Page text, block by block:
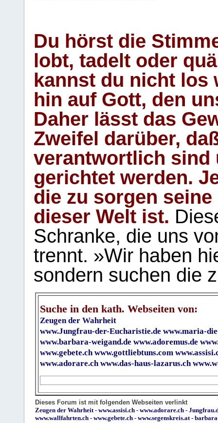
Du hörst die
lobt, tadelt oder
kannst du nicht los
hin auf Gott, den
Daher lässt das
Zweifel darüber,
verantwortlich sind
gerichtet werden.
die zu sorgen
dieser Welt ist.
Schranke, die uns
trennt. »Wir haben
sondern suchen die
Suche in den kath. Webseiten von:
Zeugen der Wahrheit
www.Jungfrau-der-Eucharistie.de www.maria-
www.barbara-weigand.de www.adoremus.de
www.gebete.ch www.gottliebtuns.com
www.adorare.ch www.das-haus-lazarus.ch
Dieses Forum ist mit folgenden Webseiten verlinkt
Zeugen der Wahrheit- www.assisi.ch - www.adorare.ch -
www.wallfahrten.ch - www.gebete.ch - www.segenskreis.at-